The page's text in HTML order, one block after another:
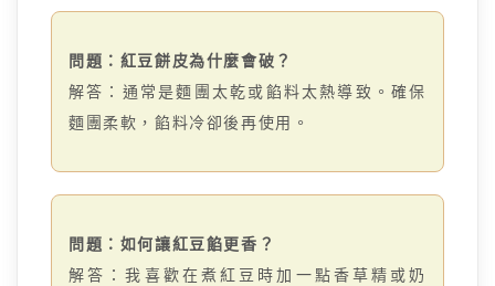
問題：紅豆餅皮為什麼會破？
解答：通常是麵團太乾或餡料太熱導致。確保
麵團柔軟，餡料冷卻後再使用。
問題：如何讓紅豆餡更香？
解答：我喜歡在煮紅豆時加一點香草精或奶